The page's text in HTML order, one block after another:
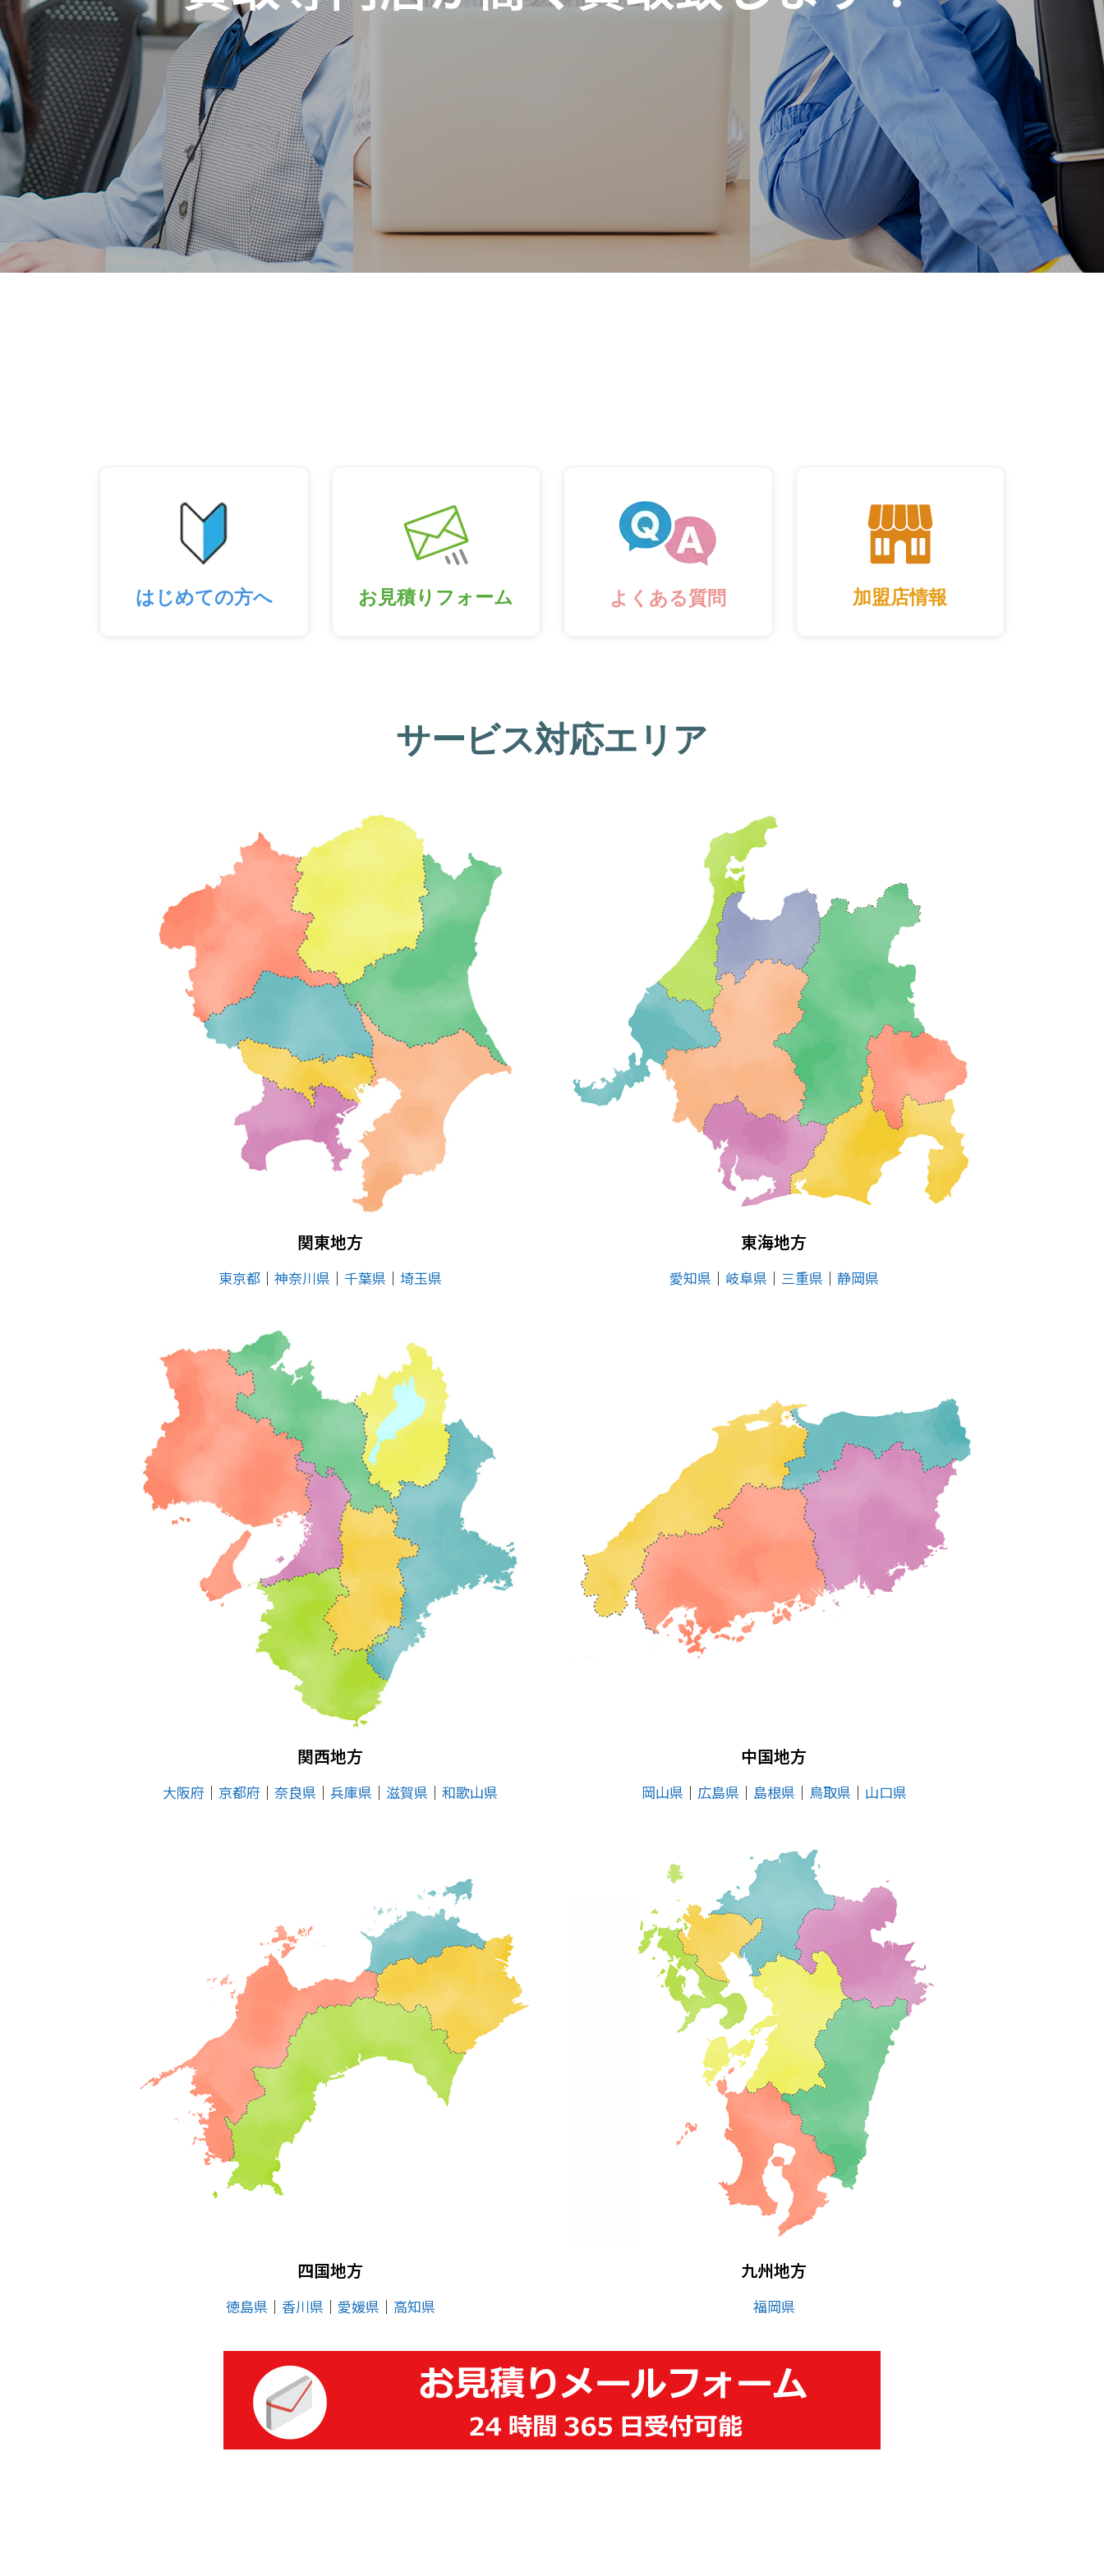
はじめての方へ お見積りフォーム よくある質問 加盟店情報
サービス対応エリア
関東地方
東京都 │ 神奈川県 │ 千葉県 │ 埼玉県
東海地方
愛知県 │ 岐阜県 │ 三重県 │ 静岡県
関西地方
大阪府 │ 京都府 │ 奈良県 │ 兵庫県 │ 滋賀県 │ 和歌山県
中国地方
岡山県 │ 広島県 │ 島根県 │ 鳥取県 │ 山口県
四国地方
徳島県 │ 香川県 │ 愛媛県 │ 高知県
九州地方
福岡県